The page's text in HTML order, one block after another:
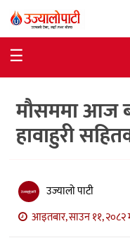
राजनीति
विशेष
आर्थिक
अन्तर्वार्ता
मनोरञ्जन
☰
मौसममा आज
हावाहुरी
उज्यालो पाटी
आइतबार, साउन ११, २०८२